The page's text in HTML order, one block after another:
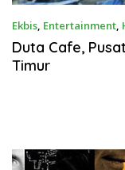
Ekbis, Entertainment,
Januari 2021
Duta Cafe,
Timur